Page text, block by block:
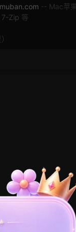
-- Mac苹
7-Zip 等